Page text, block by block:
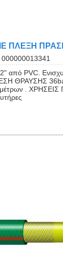
ΠΛΕΞΗ
000000013341
από PVC.
ΘΡΑΥΣΗΣ
. ΧΡΗΣΕΙΣ